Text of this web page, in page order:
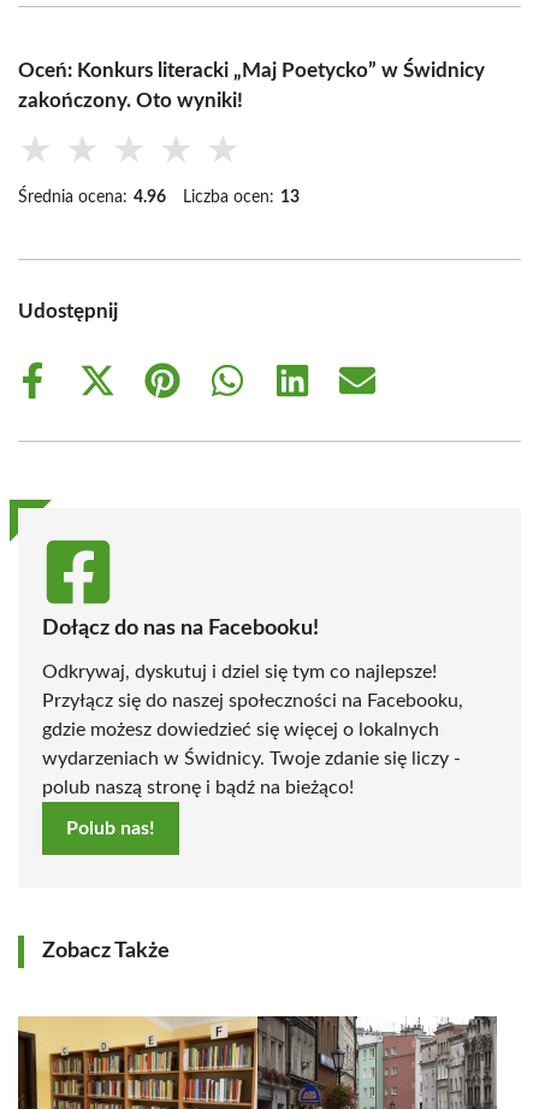
Oceń: Konkurs literacki „Maj Poetycko” w Świdnicy
zakończony. Oto wyniki!
★ ★ ★ ★ ★
Średnia ocena: 4.96 Liczba ocen: 13
Udostępnij
Share
Share
(Twitter)
Share
Share
Share
Share
Dołącz do nas na Facebooku!
Odkrywaj, dyskutuj i dziel się tym co najlepsze!
Przyłącz się do naszej społeczności na Facebooku,
gdzie możesz dowiedzieć się więcej o lokalnych
wydarzeniach w Świdnicy. Twoje zdanie się liczy -
polub naszą stronę i bądź na bieżąco!
Polub nas!
Zobacz Także